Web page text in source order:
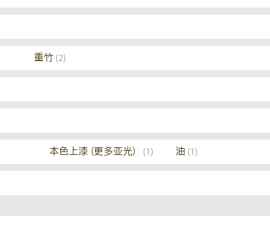
重竹 (2)
本色上漆（更多亚光） (1) 油 (1)